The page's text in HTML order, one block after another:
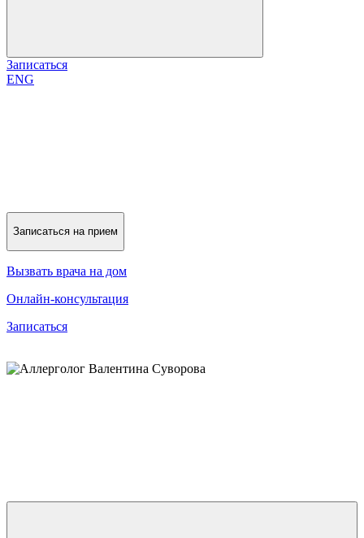
Записаться
ENG
Записаться на прием
Вызвать врача на дом
Онлайн-консультация
Записаться